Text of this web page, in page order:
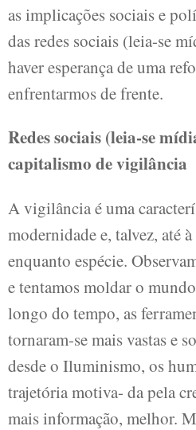
as implicações sociais e
das redes sociais (leia-se
haver esperança de uma
enfrentarmos de frente.
Redes sociais (leia-se
capitalismo de vigilância
A vigilância é uma
modernidade e, talvez, até
enquanto espécie.
e tentamos moldar o
longo do tempo, as
tornaram-se mais vastas e
desde o Iluminismo, os
trajetória motiva- da pela
mais informação, melhor.